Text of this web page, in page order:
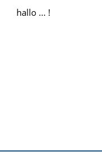
hallo ... !